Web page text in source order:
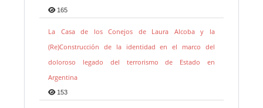
165
La Casa de los Conejos de Laura Alcoba y la
(Re)Construcción de la identidad en el marco del
doloroso legado del terrorismo de Estado en
Argentina
153